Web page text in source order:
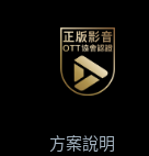
方案說明